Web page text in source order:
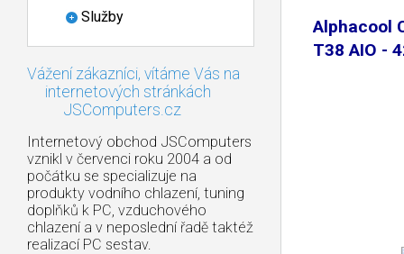
Služby
Vážení zákazníci, vítáme Vás na
internetových stránkách
JSComputers.cz
Internetový obchod JSComputers
vznikl v červenci roku 2004 a od
počátku se specializuje na
produkty vodního chlazení, tuning
doplňků k PC, vzduchového
chlazení a v neposlední řadě taktéž
realizací PC sestav.
Alphacool
T38 AIO -